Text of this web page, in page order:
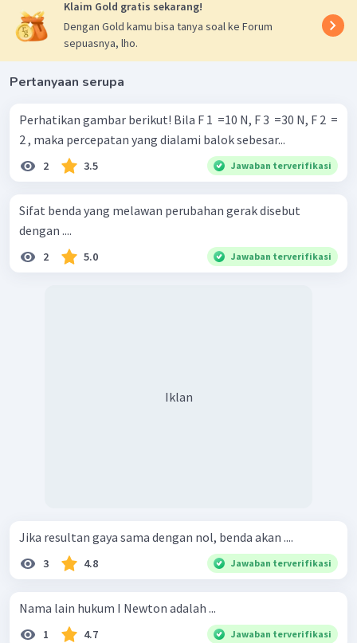
Klaim Gold gratis sekarang!
Dengan Gold kamu bisa tanya soal ke Forum
sepuasnya, lho.
Pertanyaan serupa
Perhatikan gambar berikut! Bila F 1 ​ =10 N, F 3 ​ =30 N, F 2 ​ =
2 , maka percepatan yang dialami balok sebesar...
2 3.5 Jawaban terverifikasi
Sifat benda yang melawan perubahan gerak disebut
dengan ....
2 5.0 Jawaban terverifikasi
Iklan
Jika resultan gaya sama dengan nol, benda akan ....
3 4.8 Jawaban terverifikasi
Nama lain hukum I Newton adalah ...
1 4.7 Jawaban terverifikasi